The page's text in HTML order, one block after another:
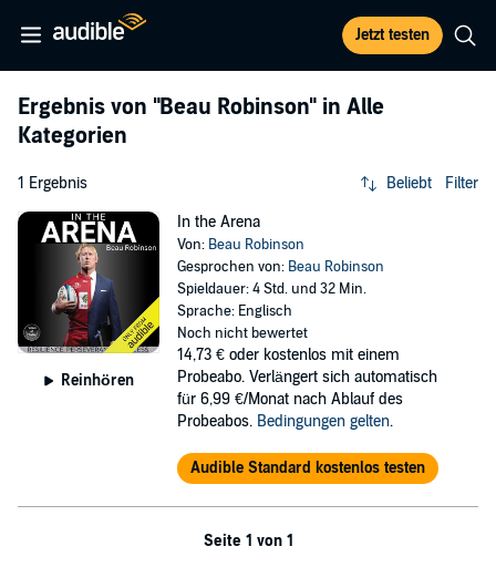
Jetzt testen
Ergebnis von "Beau Robinson" in Alle
Kategorien
1 Ergebnis Beliebt Filter
Reinhören
In the Arena
Von: Beau Robinson
Gesprochen von: Beau Robinson
Spieldauer: 4 Std. und 32 Min.
Sprache: Englisch
Noch nicht bewertet
14,73 € oder kostenlos mit einem
Probeabo. Verlängert sich automatisch
für 6,99 €/Monat nach Ablauf des
Probeabos. Bedingungen gelten.
Audible Standard kostenlos testen
Seite 1 von 1